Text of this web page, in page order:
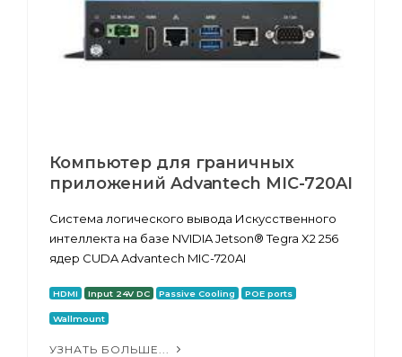
Компьютер для граничных
приложений Advantech MIC-720AI
Система логического вывода Искусственного
интеллекта на базе NVIDIA Jetson® Tegra X2 256
ядер CUDA Advantech MIC-720AI
HDMI Input 24V DC Passive Cooling POE ports
Wallmount
УЗНАТЬ БОЛЬШЕ...